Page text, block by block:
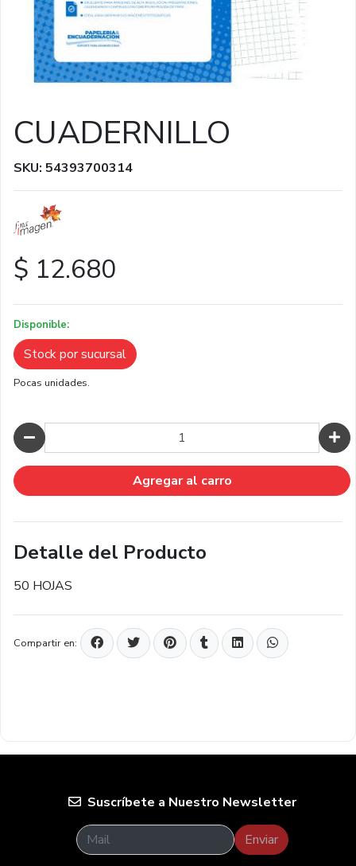
CUADERNILLO
SKU: 54393700314
$ 12.680
Disponible:
Stock por sucursal
Pocas unidades.
Cantidad
Agregar al carro
Detalle del Producto
50 HOJAS
Compartir en:
Suscríbete a Nuestro Newsletter
Enviar